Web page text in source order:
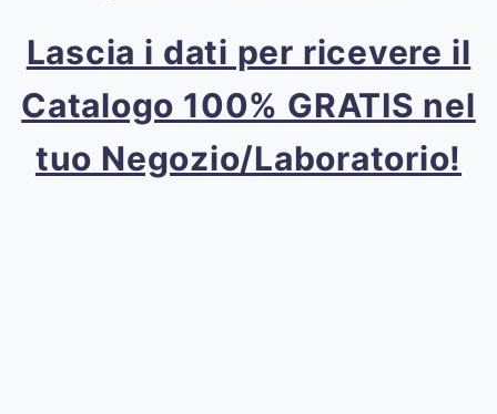
Lascia i dati per ricevere il
Catalogo 100% GRATIS nel
tuo Negozio/Laboratorio!